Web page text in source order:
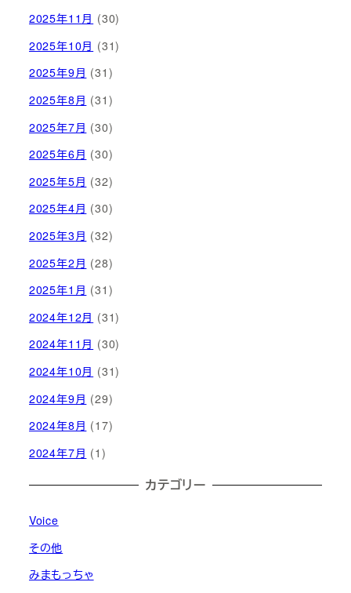
2025年11月 (30)
2025年10月 (31)
2025年9月 (31)
2025年8月 (31)
2025年7月 (30)
2025年6月 (30)
2025年5月 (32)
2025年4月 (30)
2025年3月 (32)
2025年2月 (28)
2025年1月 (31)
2024年12月 (31)
2024年11月 (30)
2024年10月 (31)
2024年9月 (29)
2024年8月 (17)
2024年7月 (1)
カテゴリー
Voice
その他
みまもっちゃ